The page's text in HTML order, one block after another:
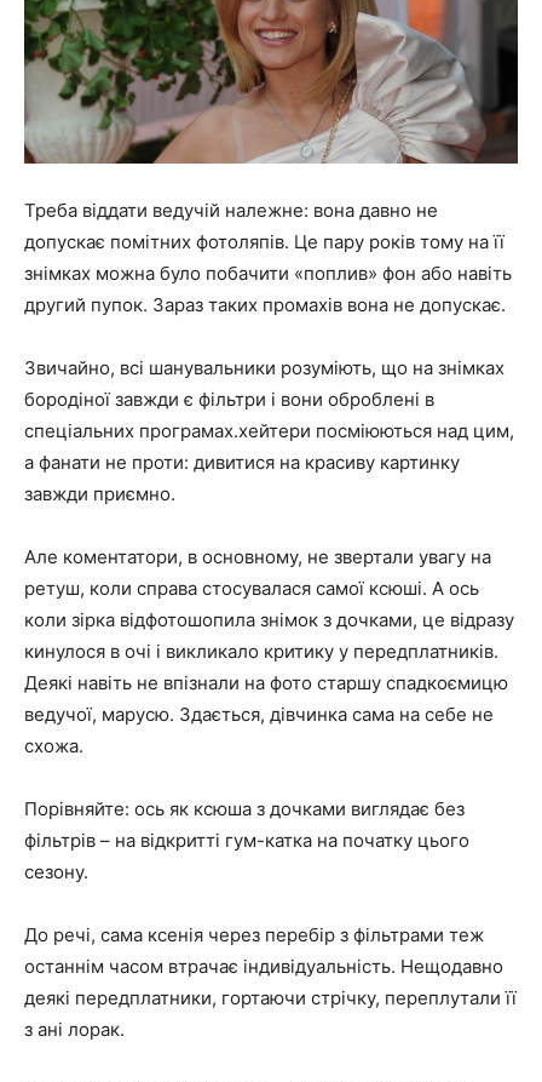
Треба віддати ведучій належне: вона давно не
допускає помітних фотоляпів. Це пару років тому на її
знімках можна було побачити «поплив» фон або навіть
другий пупок. Зараз таких промахів вона не допускає.
Звичайно, всі шанувальники розуміють, що на знімках
бородіної завжди є фільтри і вони оброблені в
спеціальних програмах.хейтери посміюються над цим,
а фанати не проти: дивитися на красиву картинку
завжди приємно.
Але коментатори, в основному, не звертали увагу на
ретуш, коли справа стосувалася самої ксюші. А ось
коли зірка відфотошопила знімок з дочками, це відразу
кинулося в очі і викликало критику у передплатників.
Деякі навіть не впізнали на фото старшу спадкоємицю
ведучої, марусю. Здається, дівчинка сама на себе не
схожа.
Порівняйте: ось як ксюша з дочками виглядає без
фільтрів – на відкритті гум-катка на початку цього
сезону.
До речі, сама ксенія через перебір з фільтрами теж
останнім часом втрачає індивідуальність. Нещодавно
деякі передплатники, гортаючи стрічку, переплутали її
з ані лорак.